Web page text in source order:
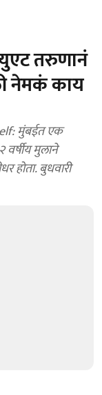
तरुणानं
नेमकं काय
मुंबईत एक
मुलाने
होता. बुधवारी